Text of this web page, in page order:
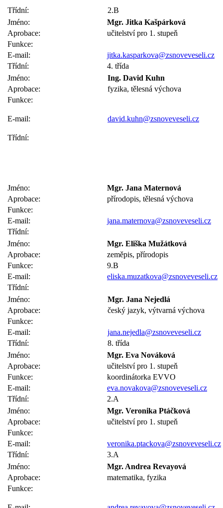
Třídní:
2.B
Jméno:
Mgr. Jitka Kašpárková
Aprobace:
učitelství pro 1. stupeň
Funkce:
E-mail:
jitka.kasparkova@zsnoveveseli.cz
Třídní:
4. třída
Jméno:
Ing. David Kuhn
Aprobace:
fyzika, tělesná výchova
Funkce:
E-mail: david.kuhn@zsnoveveseli.cz
Třídní:
Jméno:
Mgr. Jana Maternová
Aprobace:
přírodopis, tělesná výchova
Funkce:
E-mail:
jana.maternova@zsnoveveseli.cz
Třídní:
Jméno:
Mgr. Eliška Mužátková
Aprobace:
zeměpis, přírodopis
Funkce:
9.B
E-mail:
eliska.muzatkova@zsnoveveseli.cz
Třídní:
Jméno:
Mgr. Jana Nejedlá
Aprobace:
český jazyk, výtvarná výchova
Funkce:
E-mail:
jana.nejedla@zsnoveveseli.cz
Třídní:
8. třída
Jméno:
Mgr. Eva Nováková
Aprobace:
učitelství pro 1. stupeň
Funkce:
koordinátorka EVVO
E-mail:
eva.novakova@zsnoveveseli.cz
Třídní:
2.A
Jméno:
Mgr. Veronika Ptáčková
Aprobace:
učitelství pro 1. stupeň
Funkce:
E-mail:
veronika.ptackova@zsnoveveseli.cz
Třídní:
3.A
Jméno:
Mgr. Andrea Revayová
Aprobace:
matematika, fyzika
Funkce: